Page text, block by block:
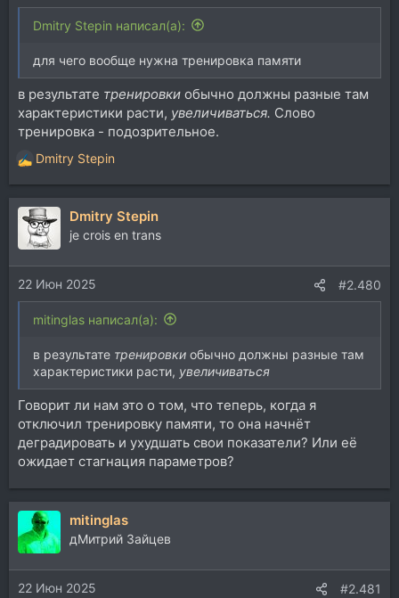
Dmitry Stepin написал(а):
для чего вообще нужна тренировка памяти
в результате тренировки обычно должны разные там
характеристики расти, увеличиваться. Слово
тренировка - подозрительное.
Р
е
а
к
и
и
:
Dmitry Stepin
Dmitry Stepin
je crois en trans
22 Июн 2025 #2.480
mitinglas написал(а):
в результате тренировки обычно должны разные там
характеристики расти, увеличиваться
Говорит ли нам это о том, что теперь, когда я
отключил тренировку памяти, то она начнёт
деградировать и ухудшать свои показатели? Или её
ожидает стагнация параметров?
mitinglas
дМитрий Зайцев
22 Июн 2025 #2.481